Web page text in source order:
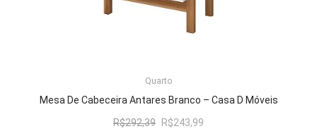
Quarto
Mesa De Cabeceira Antares Branco – Casa D Móveis
R$292,39 O
R$243,99
LER MAIS